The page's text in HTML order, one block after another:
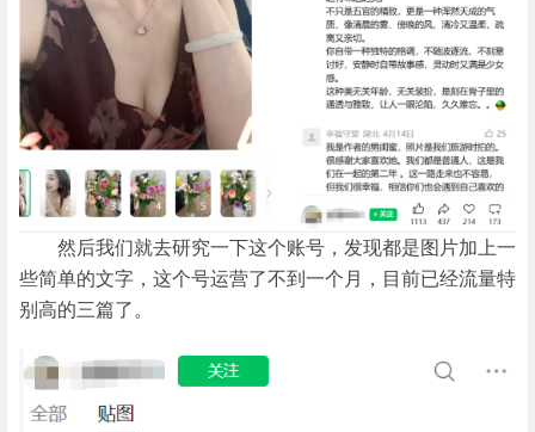
然后我们就去研究一下这个账号，发现都是图片加上一
些简单的文字，这个号运营了不到一个月，目前已经流量特
别高的三篇了。